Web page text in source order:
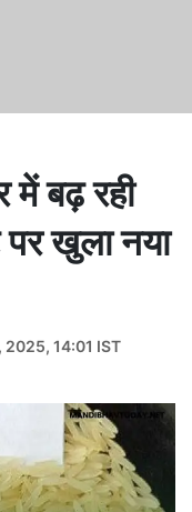
में बढ़ रही
खुला नया
14:01 IST